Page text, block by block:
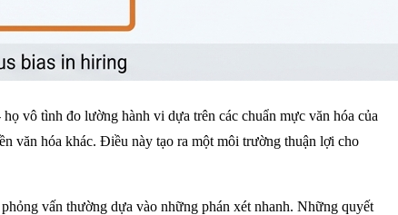
vô tình đo lường hành vi dựa trên các chuẩn mực văn hóa của
văn hóa khác. Điều này tạo ra một môi trường thuận lợi cho
vấn thường dựa vào những phán xét nhanh. Những quyết